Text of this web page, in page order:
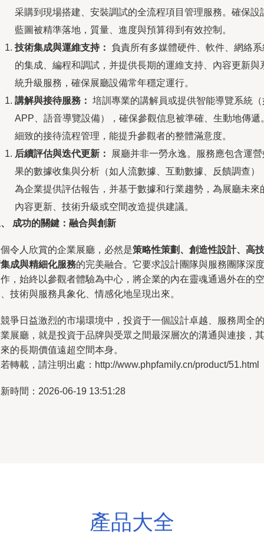
采購到現場搭建、安裝調試的全流程項目管理服務。確保設
藍圖被精準落地，質量、進度與預算得到有效控制。
技術集成與運維支持：
負責所有多媒體硬件、軟件、網絡系
的集成、編程和調試，并提供長期的運維支持、內容更新與
統升級服務，確保展廳設備常年穩定運行。
講解與接待服務： 培訓專業的講解員或提供智能導覽系統（
APP、語音導覽設備），確保參觀信息被準確、生動地傳遞
細致的接待流程管理，能提升參觀者的整體滿意度。
后續評估與迭代更新：
展廳并非一勞永逸。服務應包含運營
果的數據收集與分析（如人流數據、互動數據、反饋調查）
為企業提供評估報告，并基于數據和行業趨勢，為展廳未來
內容更新、技術升級或空間改造提供建議。
成功的關鍵：融合與創新
令人欣賞的企業展廳，必然是策略性策劃、創造性設計、高技
成與精細化服務的完美融合。它要求設計團隊與服務團隊深度
，始終以參觀者體驗為中心，將企業的內在靈魂通過外在的空
技術與服務具象化、情感化地呈現出來。
爭日益激烈的市場環境中，投資于一個設計卓越、服務周全的
展廳，就是投資于品牌與受眾之間最深層次的溝通與連接，其
的長期價值遠超空間本身。
轉載，請注明出處：http://www.phpfamily.cn/product/51.html
時間：2026-06-19 13:51:28
產品大全